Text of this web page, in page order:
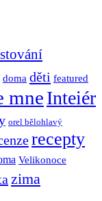
doma děti featured
mneInteiér
orel bělohlavý
recepty
Velikonoce
zima